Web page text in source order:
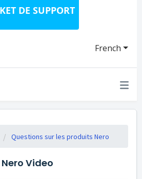
DE SUPPORT
French
Questions sur les produits Nero
Nero Video